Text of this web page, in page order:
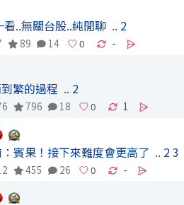
..無關台股..純閒聊 .. 2
89 14 -
繁的過程 .. 2
796 18 1
賓果！接下來難度會更高了 .. 23
455 26 -